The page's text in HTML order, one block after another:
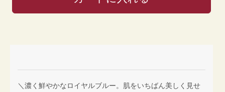
＼濃く鮮やかなロイヤルブルー。肌をいちばん美しく見せ